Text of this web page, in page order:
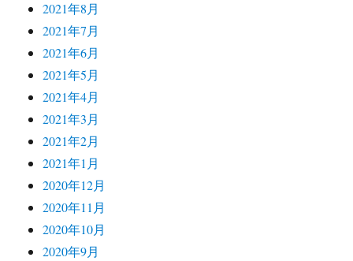
2021年8月
2021年7月
2021年6月
2021年5月
2021年4月
2021年3月
2021年2月
2021年1月
2020年12月
2020年11月
2020年10月
2020年9月